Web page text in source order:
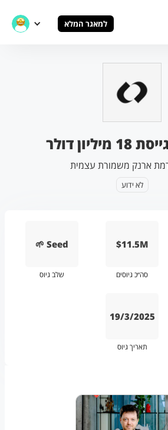
למאגר המלא
ארנק משמורת עצמית
לא ידוע
$11.5M
סה״כ גיוסים
🌱 Seed
שלב גיוס
19/3/2025
תאריך גיוס